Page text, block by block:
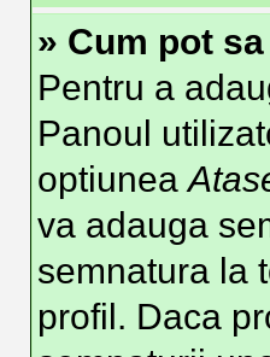
» Cum pot
Pentru a
Panoul
optiunea
va adauga
semnatura la
profil. Daca